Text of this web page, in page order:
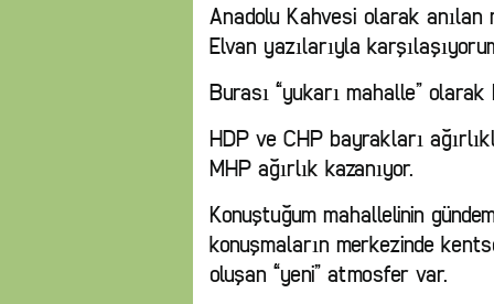
Anadolu Kahvesi olarak
Elvan yazılarıyla
Burası “yukarı mahalle” olarak
HDP ve CHP bayrakları
MHP ağırlık kazanıyor.
Konuştuğum mahallelinin
konuşmaların merkezinde
oluşan “yeni” atmosfer var.